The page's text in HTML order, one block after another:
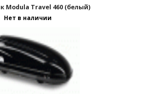
Modula Travel 460 (белый)
Нет в наличии